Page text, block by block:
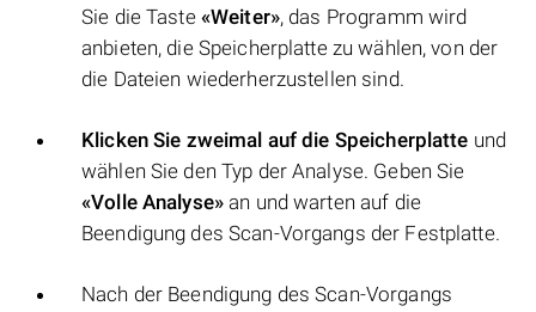
Sie die Taste «Weiter», das Programm wird
anbieten, die Speicherplatte zu wählen, von der
die Dateien wiederherzustellen sind.
Klicken Sie zweimal auf die Speicherplatte und
wählen Sie den Typ der Analyse. Geben Sie
«Volle Analyse» an und warten auf die
Beendigung des Scan-Vorgangs der Festplatte.
Nach der Beendigung des Scan-Vorgangs